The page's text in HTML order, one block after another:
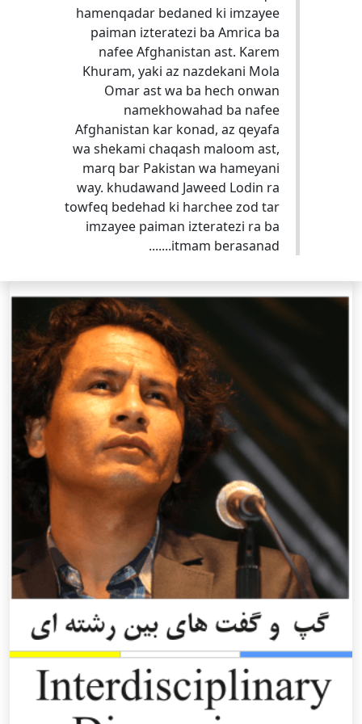
hamenqadar bedaned ki imzayee
paiman izteratezi ba Amrica ba
nafee Afghanistan ast. Karem
Khuram, yaki az nazdekani Mola
Omar ast wa ba hech onwan
namekhowahad ba nafee
Afghanistan kar konad, az qeyafa
wa shekami chaqash maloom ast,
marq bar Pakistan wa hameyani
way. khudawand Jaweed Lodin ra
towfeq bedehad ki harchee zod tar
imzayee paiman izteratezi ra ba
itmam berasanad.......